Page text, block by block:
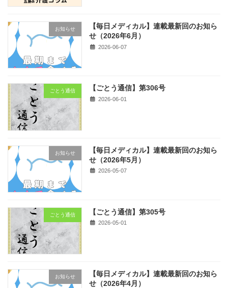
お知らせ
【毎日メディカル】連載最新回のお知ら
せ（2026年6月）
2026-06-07
ごとう通信 【ごとう通信】第306号
2026-06-01
お知らせ
【毎日メディカル】連載最新回のお知ら
せ（2026年5月）
2026-05-07
ごとう通信 【ごとう通信】第305号
2026-05-01
お知らせ
【毎日メディカル】連載最新回のお知ら
せ（2026年4月）